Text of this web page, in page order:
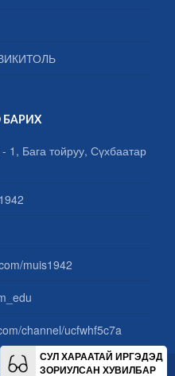
БАРИХ
1, Бага тойруу, Сүхбаатар
muis1942
channel/ucfwhf5c7a
ИХ СУРГУУЛЬ
СУЛ ХАРААТАЙ ИРГЭДЭД
ЗОРИУЛСАН ХУВИЛБАР